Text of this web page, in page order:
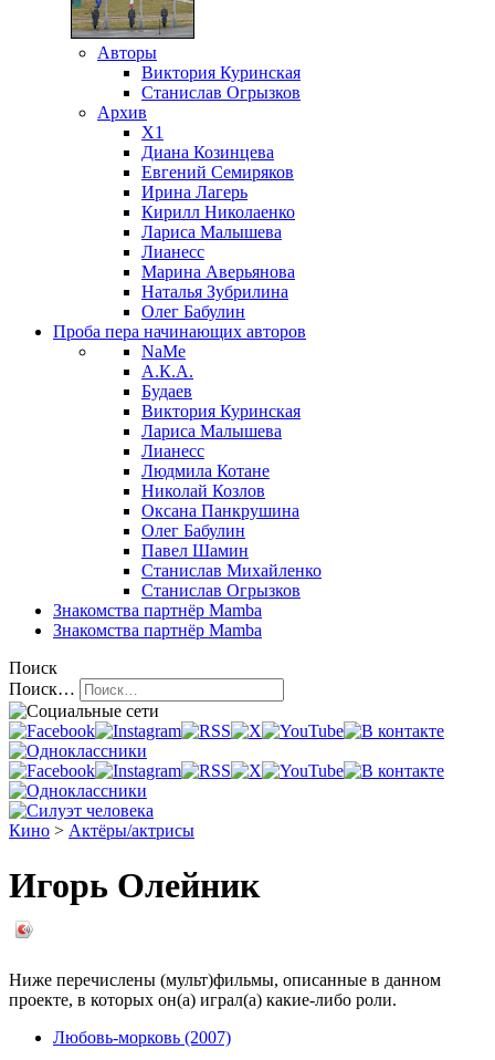
Авторы
Виктория Куринская
Станислав Огрызков
Архив
X1
Диана Козинцева
Евгений Семиряков
Ирина Лагерь
Кирилл Николаенко
Лариса Малышева
Лианесс
Марина Аверьянова
Наталья Зубрилина
Олег Бабулин
Проба пера начинающих авторов
NaMe
А.К.А.
Будаев
Виктория Куринская
Лариса Малышева
Лианесс
Людмила Котане
Николай Козлов
Оксана Панкрушина
Олег Бабулин
Павел Шамин
Станислав Михайленко
Станислав Огрызков
Знакомства партнёр Mamba
Знакомства партнёр Mamba
Поиск
Поиск…
Кино > Актёры/актрисы
Игорь Олейник
Ниже перечислены (мульт)фильмы, описанные в данном
проекте, в которых он(а) играл(а) какие-либо роли.
Любовь-морковь (2007)